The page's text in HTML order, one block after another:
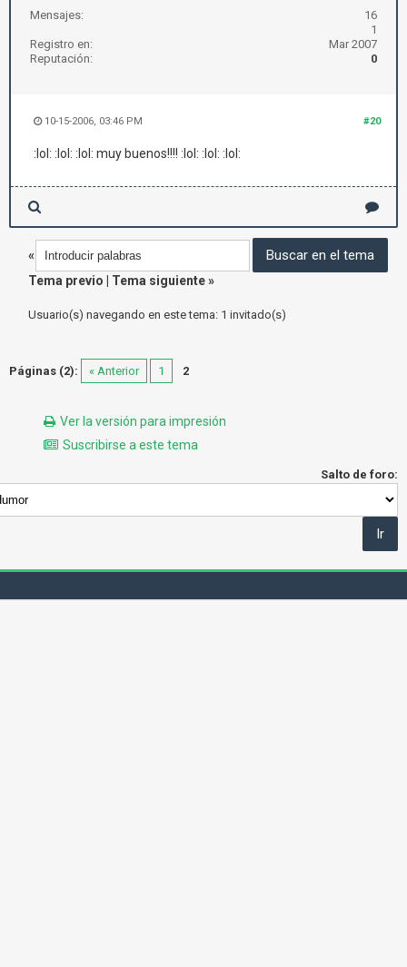
Mensajes:
16
1
Registro en:
Mar 2007
Reputación:
0
#20
10-15-2006, 03:46 PM
:lol: :lol: :lol: muy buenos!!!! :lol: :lol: :lol:
«
Tema previo
Tema siguiente»
Usuario(s) navegando en este tema: 1 invitado(s)
Páginas (2): « Anterior 1 2
Ver la versión para impresión
Suscribirse a este tema
Salto de foro: